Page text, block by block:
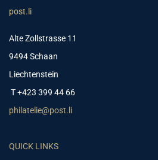
post.li
Alte Zollstrasse 11
9494 Schaan
Liechtenstein
T +423 399 44 66
philatelie@post.li
QUICK LINKS